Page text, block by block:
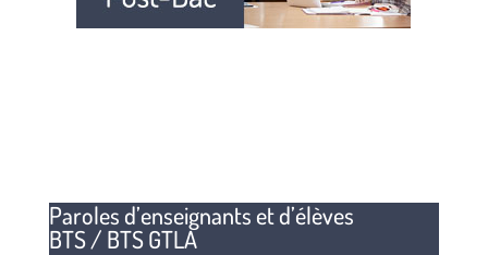
Paroles d’enseignants et d’élèves
BTS / BTS GTLA